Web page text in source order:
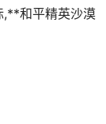
,**和平精英沙漠